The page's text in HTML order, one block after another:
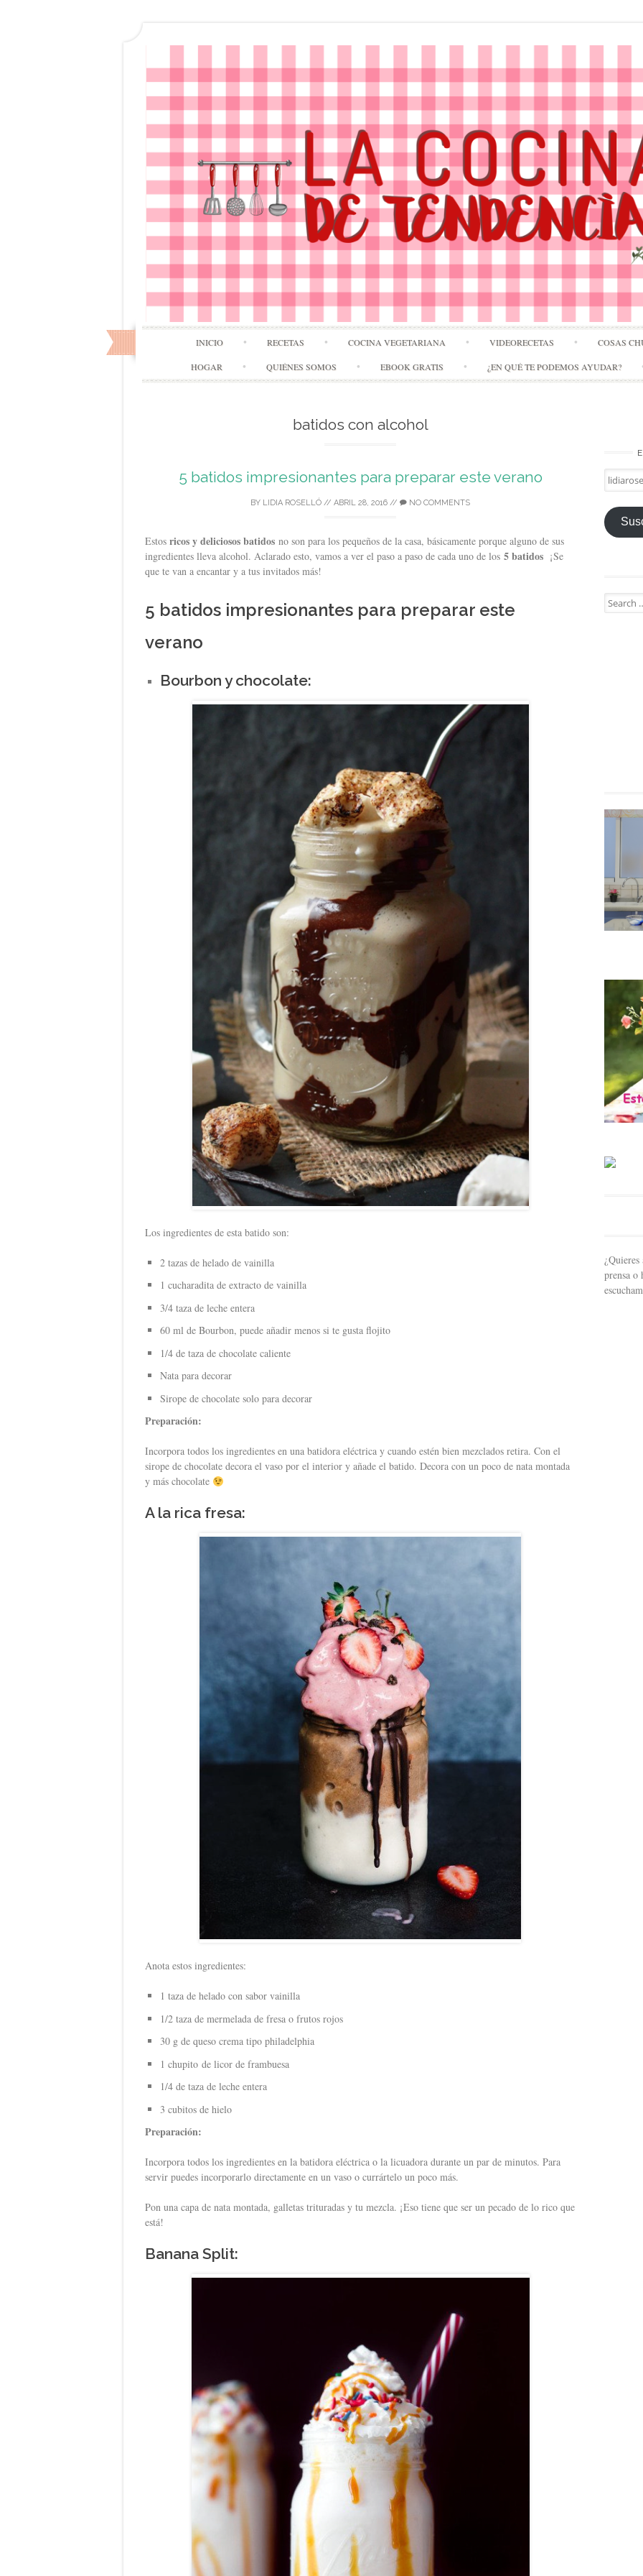
Skip
content
INICIO RECETAS COCINA VEGETARIANA VIDEORECETAS COSAS
HOGAR QUIÉNES SOMOS EBOOK GRATIS ¿EN QUÉ TE PODEMOS AYUDAR?
batidos con alcohol
5 batidos impresionantes para preparar este verano
BY LIDIA ROSELLÓ // ABRIL 28, 2016 // NO COMMENTS
Estos ricos y deliciosos batidos no son para los pequeños de la casa, básicamente porque alguno de sus
ingredientes lleva alcohol. Aclarado esto, vamos a ver el paso a paso de cada uno de los 5 batidos ¡Se
que te van a encantar y a tus invitados más!
5 batidos impresionantes para preparar este
verano
Bourbon y chocolate:
Los ingredientes de esta batido son:
2 tazas de helado de vainilla
1 cucharadita de extracto de vainilla
3/4 taza de leche entera
60 ml de Bourbon, puede añadir menos si te gusta flojito
1/4 de taza de chocolate caliente
Nata para decorar
Sirope de chocolate solo para decorar
Preparación:
Incorpora todos los ingredientes en una batidora eléctrica y cuando estén bien mezclados retira. Con el
sirope de chocolate decora el vaso por el interior y añade el batido. Decora con un poco de nata montada
y más chocolate
A la rica fresa:
Anota estos ingredientes:
1 taza de helado con sabor vainilla
1/2 taza de mermelada de fresa o frutos rojos
30 g de queso crema tipo philadelphia
1 chupito de licor de frambuesa
1/4 de taza de leche entera
3 cubitos de hielo
Preparación:
Incorpora todos los ingredientes en la batidora eléctrica o la licuadora durante un par de minutos. Para
servir puedes incorporarlo directamente en un vaso o currártelo un poco más.
Pon una capa de nata montada, galletas trituradas y tu mezcla. ¡Eso tiene que ser un pecado de lo rico que
está!
Banana Split:
Search
for:
¿Quieres
prensa o